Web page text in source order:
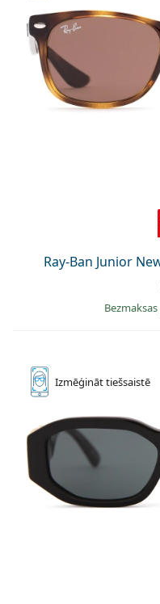
Ray-Ban Junior
Izmēģināttiešsaistē